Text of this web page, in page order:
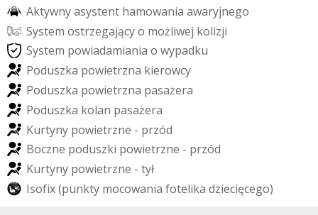
Aktywnyasystent hamowania awaryjnego
System ostrzegającyo możliwej kolizji
System powiadamiania o wypadku
Poduszka powietrzna kierowcy
Poduszka powietrzna pasażera
Poduszka kolan pasażera
Kurtyny powietrzne - przód
Boczne poduszki powietrzne - przód
Kurtyny powietrzne - tył
Isofix(punkty mocowania fotelika dziecięcego)